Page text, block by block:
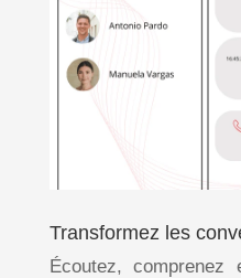
Transformez les
Écoutez, comprenez